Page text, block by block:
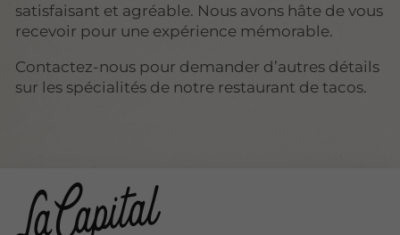
satisfaisant et agréable. Nous avons hâte de vous
recevoir pour une expérience mémorable.
Contactez-nous pour demander d’autres détails
sur les spécialités de notre restaurant de tacos.